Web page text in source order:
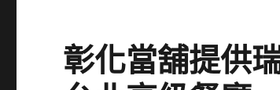
彰化當舖提供